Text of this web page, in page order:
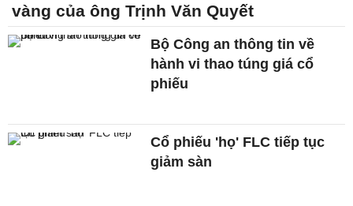
vàng của ông Trịnh Văn Quyết
Bộ Công an thông tin về
hành vi thao túng giá cổ
phiếu
Cổ phiếu 'họ' FLC tiếp tục
giảm sàn